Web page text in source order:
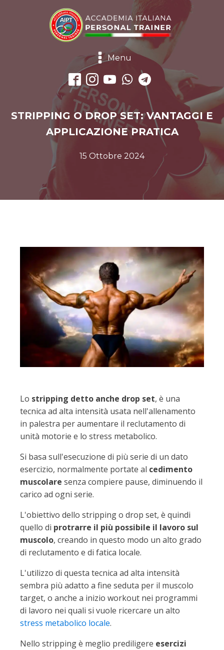
Menu
STRIPPING O DROP SET: VANTAGGI E
APPLICAZIONE PRATICA
15 Ottobre 2024
Lo stripping detto anche drop set, è una
tecnica ad alta intensità usata nell'allenamento
in palestra per aumentare il reclutamento di
unità motorie e lo stress metabolico.
Si basa sull'esecuzione di più serie di un dato
esercizio, normalmente portate al cedimento
muscolare senza compiere pause, diminuendo il
carico ad ogni serie.
L'obiettivo dello stripping o drop set, è quindi
quello di protrarre il più possibile il lavoro sul
muscolo, creando in questo modo un alto grado
di reclutamento e di fatica locale.
L'utilizzo di questa tecnica ad alta intensità
sembra più adatto a fine seduta per il muscolo
target, o anche a inizio workout nei programmi
di lavoro nei quali si vuole ricercare un alto
stress metabolico locale.
Nello stripping è meglio prediligere esercizi